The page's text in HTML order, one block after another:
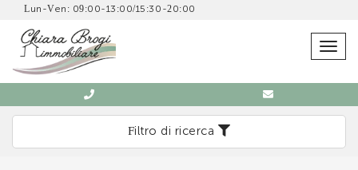
Lun-Ven: 09:00-13:00/15:30-20:00
Filtro di ricerca
SCRIVICI SENZA IMPEGNO